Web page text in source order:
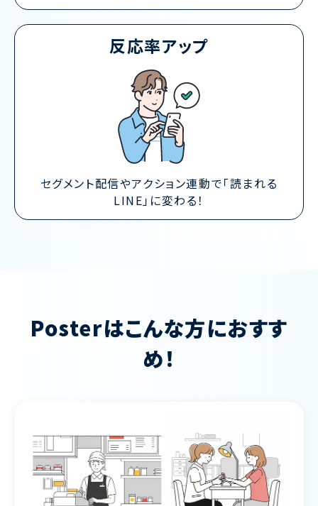
反応率アップ
セグメント配信やアクション連動で「読まれる
LINE」に変わる！
Posterはこんな方におすす
め！